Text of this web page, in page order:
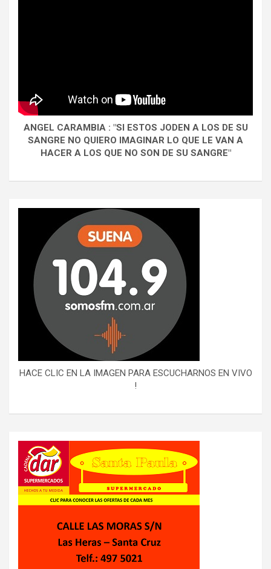
ANGEL CARAMBIA : "SI ESTOS JODEN A LOS DE SU
SANGRE NO QUIERO IMAGINAR LO QUE LE VAN A
HACER A LOS QUE NO SON DE SU SANGRE"
HACE CLIC EN LA IMAGEN PARA ESCUCHARNOS EN VIVO
!